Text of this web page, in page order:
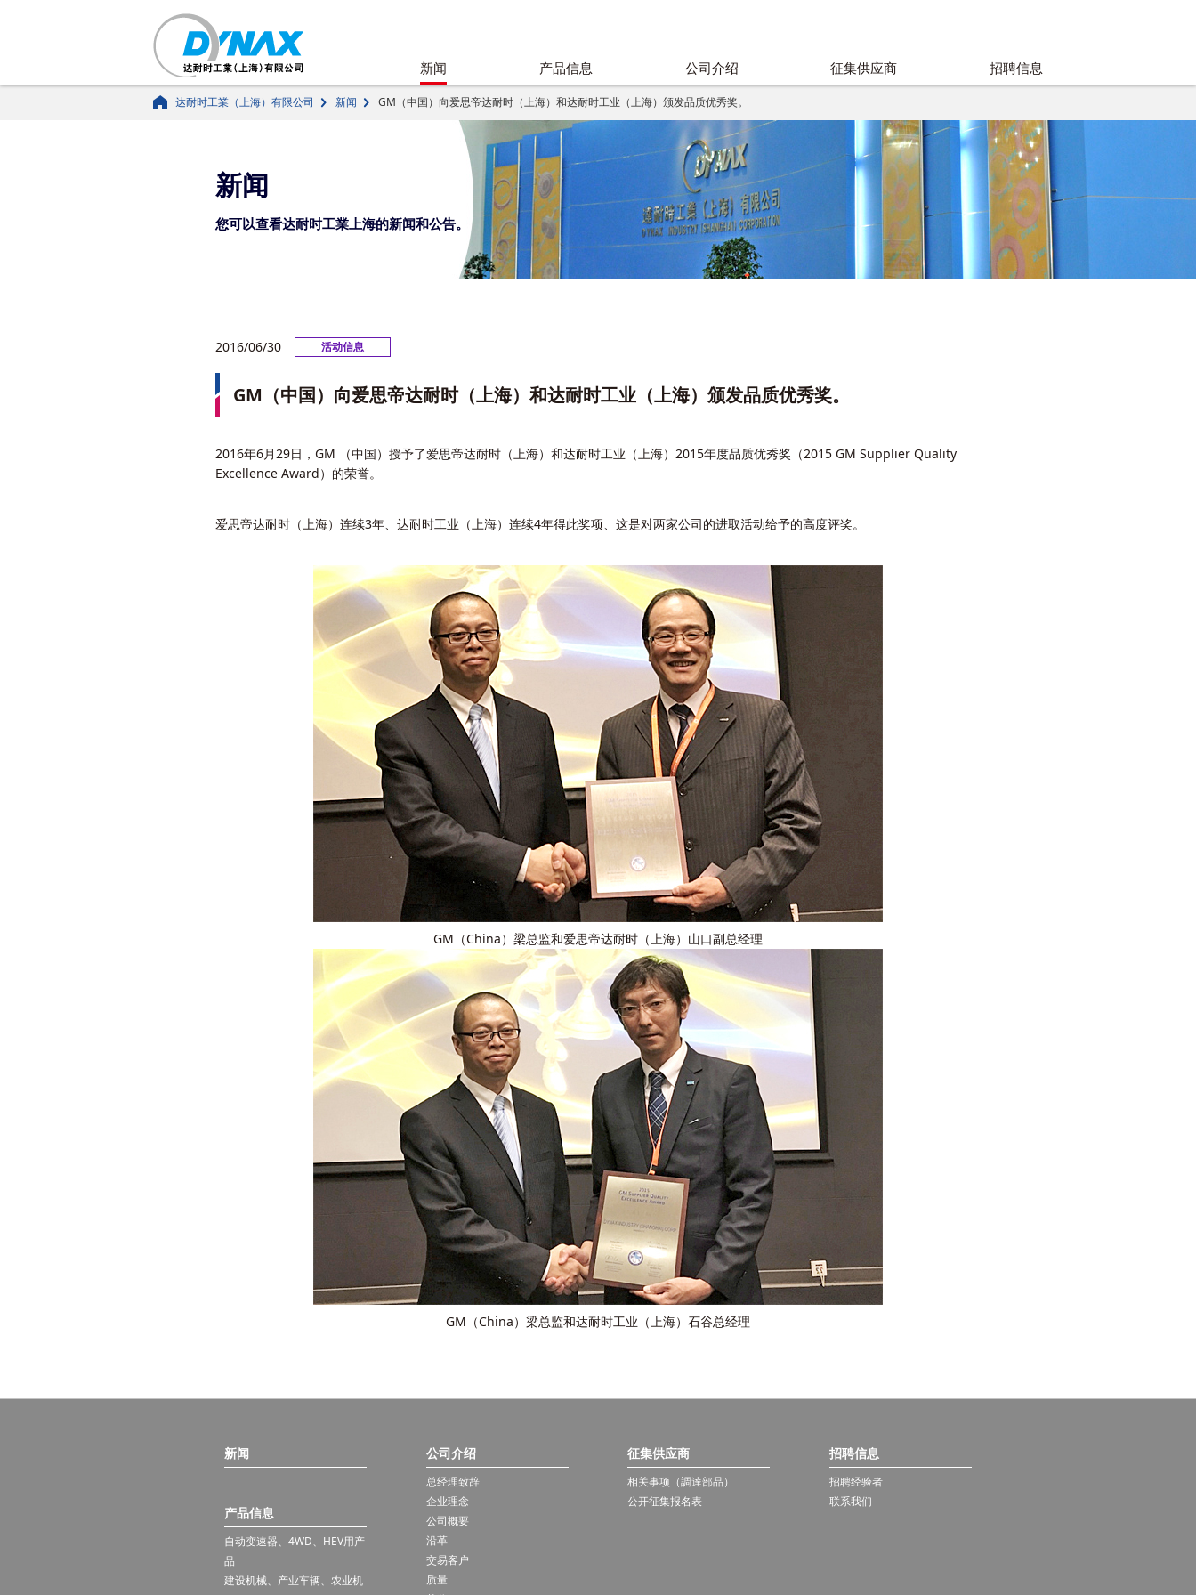
新闻 产品信息 公司介绍 征集供应商 招聘信息
达耐时工業（上海）有限公司 新闻 GM（中国）向爱思帝达耐时（上海）和达耐时工业（上海）颁发品质优秀奖。
新闻
您可以查看达耐时工業上海的新闻和公告。
2016/06/30 活动信息
GM（中国）向爱思帝达耐时（上海）和达耐时工业（上海）颁发品质优秀奖。
2016年6月29日，GM （中国）授予了爱思帝达耐时（上海）和达耐时工业（上海）2015年度品质优秀奖（2015 GM Supplier Quality
Excellence Award）的荣誉。
爱思帝达耐时（上海）连续3年、达耐时工业（上海）连续4年得此奖项、这是对两家公司的进取活动给予的高度评奖。
GM（China）梁总监和爱思帝达耐时（上海）山口副总经理
GM（China）梁总监和达耐时工业（上海）石谷总经理
新闻
产品信息
自动变速器、4WD、HEV用产
品
建设机械、产业车辆、农业机
公司介绍
总经理致辞
企业理念
公司概要
沿革
交易客户
质量
征集供应商
相关事项（調達部品）
公开征集报名表
招聘信息
招聘经验者
联系我们